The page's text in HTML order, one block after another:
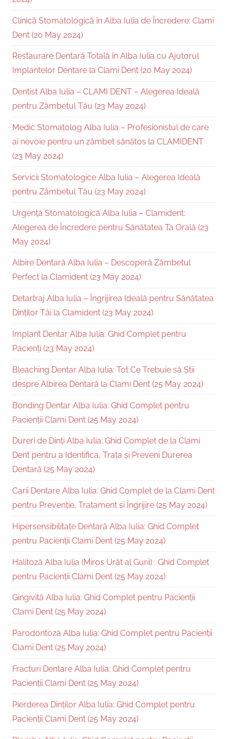
Clinică Stomatologică în Alba Iulia de Încredere: Clami
Dent (20 May 2024)
Restaurare Dentară Totală în Alba Iulia cu Ajutorul
Implantelor Dentare la Clami Dent (20 May 2024)
Dentist Alba Iulia – CLAMI DENT – Alegerea Ideală
pentru Zâmbetul Tău (23 May 2024)
Medic Stomatolog Alba Iulia – Profesionistul de care
ai nevoie pentru un zâmbet sănătos la CLAMIDENT
(23 May 2024)
Servicii Stomatologice Alba Iulia – Alegerea Ideală
pentru Zâmbetul Tău (23 May 2024)
Urgență Stomatologică Alba Iulia – Clamident:
Alegerea de Încredere pentru Sănătatea Ta Orală (23
May 2024)
Albire Dentară Alba Iulia – Descoperă Zâmbetul
Perfect la Clamident (23 May 2024)
Detartraj Alba Iulia – Îngrijirea Ideală pentru Sănătatea
Dinților Tăi la Clamident (23 May 2024)
Implant Dentar Alba Iulia: Ghid Complet pentru
Pacienți (23 May 2024)
Bleaching Dentar Alba Iulia: Tot Ce Trebuie să Știi
despre Albirea Dentară la Clami Dent (25 May 2024)
Bonding Dentar Alba Iulia: Ghid Complet pentru
Pacienții Clami Dent (25 May 2024)
Dureri de Dinți Alba Iulia: Ghid Complet de la Clami
Dent pentru a Identifica, Trata și Preveni Durerea
Dentară (25 May 2024)
Carii Dentare Alba Iulia: Ghid Complet de la Clami Dent
pentru Prevenție, Tratament și Îngrijire (25 May 2024)
Hipersensibilitate Dentară Alba Iulia: Ghid Complet
pentru Pacienții Clami Dent (25 May 2024)
Halitoză Alba Iulia (Miros Urât al Gurii) : Ghid Complet
pentru Pacienții Clami Dent (25 May 2024)
Gingivită Alba Iulia: Ghid Complet pentru Pacienții
Clami Dent (25 May 2024)
Parodontoză Alba Iulia: Ghid Complet pentru Pacienții
Clami Dent (25 May 2024)
Fracturi Dentare Alba Iulia: Ghid Complet pentru
Pacienții Clami Dent (25 May 2024)
Pierderea Dinților Alba Iulia: Ghid Complet pentru
Pacienții Clami Dent (25 May 2024)